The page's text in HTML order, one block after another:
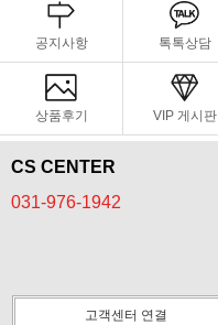
공지사항 톡톡상담
상품후기 VIP 게시판
CS CENTER
031-976-1942
고객센터 연결